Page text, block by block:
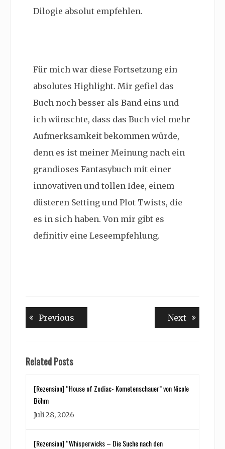
Dilogie absolut empfehlen.
Für mich war diese Fortsetzung ein
absolutes Highlight. Mir gefiel das
Buch noch besser als Band eins und
ich wünschte, dass das Buch viel mehr
Aufmerksamkeit bekommen würde,
denn es ist meiner Meinung nach ein
grandioses Fantasybuch mit einer
innovativen und tollen Idee, einem
düsteren Setting und Plot Twists, die
es in sich haben. Von mir gibt es
definitiv eine Leseempfehlung.
Beitragsnavigation
Previous NextNext
Related Posts
[Rezension] “House of Zodiac- Kometenschauer” von Nicole
Böhm
Juli 28, 2026
[Rezension] “Whisperwicks – Die Suche nach den